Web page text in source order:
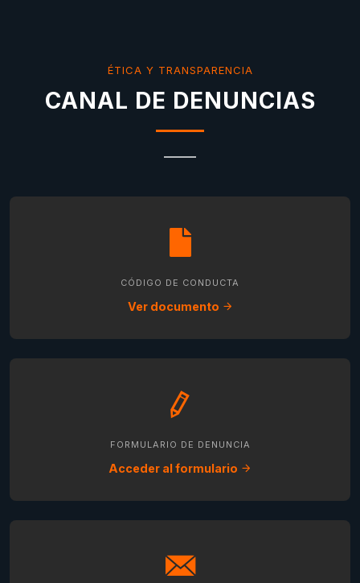
ÉTICA Y TRANSPARENCIA
CANAL DE DENUNCIAS
CÓDIGO DE CONDUCTA
Ver documento
FORMULARIO DE DENUNCIA
Acceder al formulario